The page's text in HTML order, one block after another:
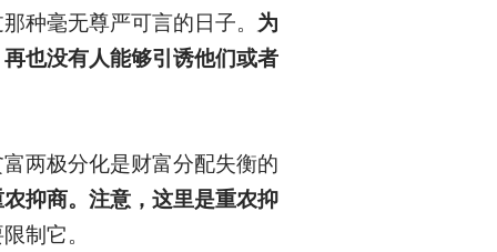
种毫无尊严可言的日子。 为
也没有人能够引诱他们或者
两极分化是财富分配失衡的
抑商。注意，这里是重农抑
制它。